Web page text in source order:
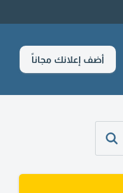
أضف إعلانك مجاناً